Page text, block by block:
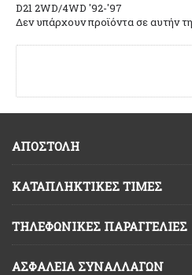
D21 2WD/4WD '92-'97
Δεν υπάρχουν προϊόντα σε αυτήν
ΑΠΟΣΤΟΛΗ
ΚΑΤΑΠΛΗΚΤΙΚΈΣ ΤΙΜΈΣ
TΗΛΕΦΩΝΙΚΈΣ ΠΑΡΑΓΓΕΛΊΕΣ
ΑΣΦΆΛΕΙΑ ΣΥΝΑΛΛΑΓΏΝ